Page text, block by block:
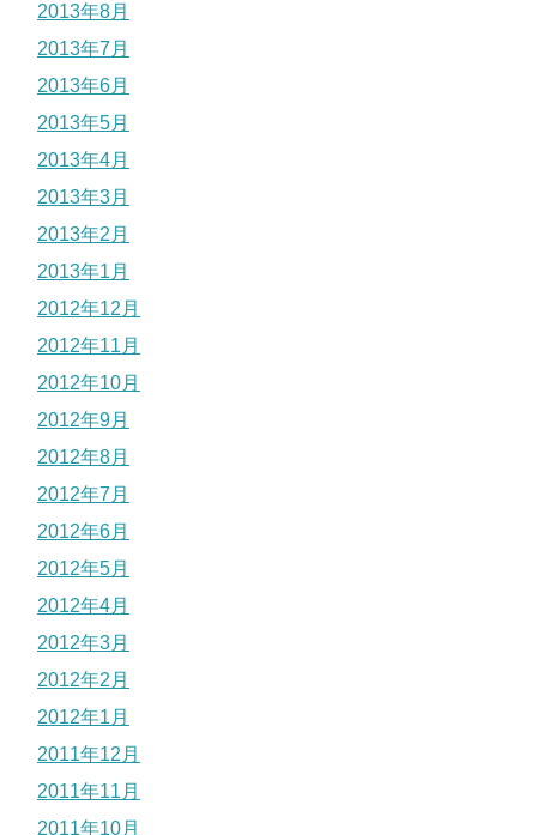
2013年8月
2013年7月
2013年6月
2013年5月
2013年4月
2013年3月
2013年2月
2013年1月
2012年12月
2012年11月
2012年10月
2012年9月
2012年8月
2012年7月
2012年6月
2012年5月
2012年4月
2012年3月
2012年2月
2012年1月
2011年12月
2011年11月
2011年10月